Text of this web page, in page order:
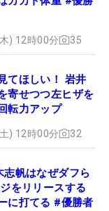
) 12時00分 35
てほしい！ 岩井
寄せつつ左ヒザを
転力アップ
) 12時00分 32
帆はなぜダフら
をリリースする
に打てる #優勝者